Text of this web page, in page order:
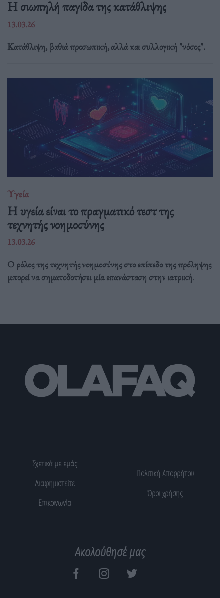
Η σιωπηλή παγίδα της κατάθλιψης
13.03.26
Κατάθλιψη, βαθιά προσωπική, αλλά και συλλογική "νόσος".
Υγεία
H υγεία είναι το πραγματικό τεστ της
τεχνητής νοημοσύνης
13.03.26
Ο ρόλος της τεχνητής νοημοσύνης στο επίπεδο της πρόληψης
μπορεί να σηματοδοτήσει μία επανάσταση στην ιατρική.
Σχετικά με εμάς
Διαφημιστείτε
Επικοινωνία
Πολιτική Απορρήτου
Όροι χρήσης
Ακολούθησέ μας